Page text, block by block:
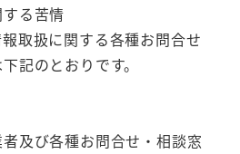
る苦情
取扱に関する各種お問合せ
記のとおりです。
者及び各種お問合せ・相談窓